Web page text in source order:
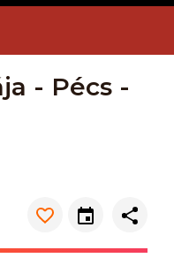
- Pécs -